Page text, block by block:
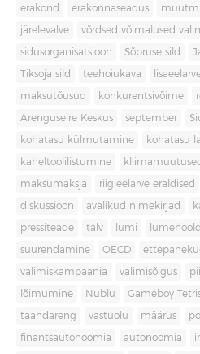
erakond erakonnaseadus
järelevalve võrdsed võimalused
sidusorganisatsioon Sõpruse sild
Tiksoja sild teehoiukava
maksutõusud konkurentsivõime
Arenguseire Keskus september
kohatasu külmutamine kohatasu
kaheltoolilistumine
maksumaksja riigieelarve eraldised
diskussioon avalikud nimekirjad
pressiteade talv lumi
suurendamine OECD
valimiskampaania valimisõigus
lõimumine Nublu Gameboy
taandareng vastuolu määrus
finantsautonoomia autonoomia